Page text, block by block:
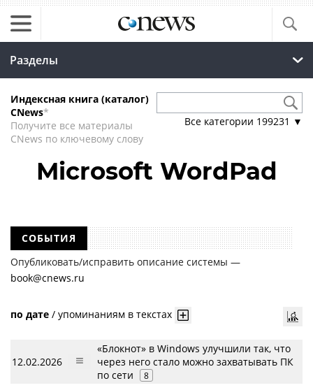
Разделы
Индексная книга (каталог)
CNews*
Получите все материалы
CNews по ключевому слову
Все категории 199231 ▼
Microsoft WordPad
СОБЫТИЯ
Опубликовать/исправить описание системы —
book@cnews.ru
по дате / упоминаниям в текстах
12.02.2026
«Блокнот» в Windows улучшили так, что
через него стало можно захватывать ПК
по сети
8